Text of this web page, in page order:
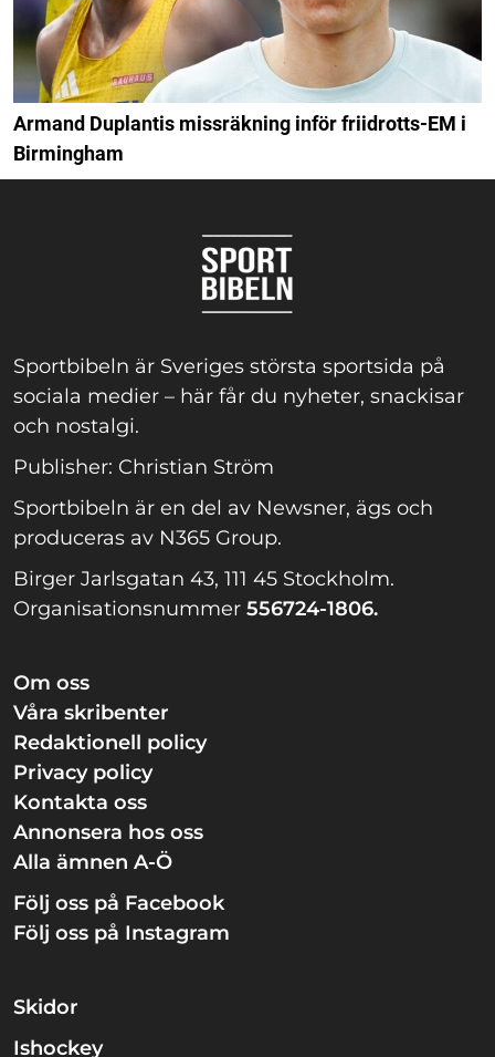
Armand Duplantis missräkning inför friidrotts-EM i
Birmingham
Sportbibeln är Sveriges största sportsida på
sociala medier – här får du nyheter, snackisar
och nostalgi.
Publisher: Christian Ström
Sportbibeln är en del av Newsner, ägs och
produceras av N365 Group.
Birger Jarlsgatan 43, 111 45 Stockholm.
Organisationsnummer 556724-1806.
Om oss
Våra skribenter
Redaktionell policy
Privacy policy
Kontakta oss
Annonsera hos oss
Alla ämnen A-Ö
Följ oss på Facebook
Följ oss på Instagram
Skidor
Ishockey